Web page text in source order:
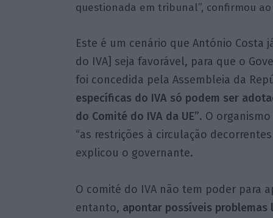
questionada em tribunal”, confirmou ao
Este é um cenário que António Costa
do IVA] seja favorável, para que o
foi concedida pela Assembleia da
específicas do IVA só podem ser
do Comité do IVA da UE”. O
“as restrições à circulação
explicou o governante.
O comité do IVA não tem poder para
entanto, apontar possíveis problemas